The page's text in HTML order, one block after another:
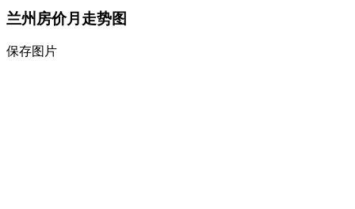
兰州房价月走势图
保存图片